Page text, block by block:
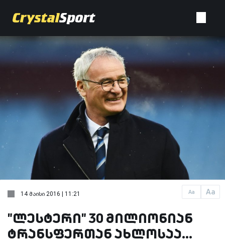
Aa Aa
14 მაისი 2016 | 11:21
"ლესტერი" 30 მილიონიან
ტრანსფერთან ახლოსაა...